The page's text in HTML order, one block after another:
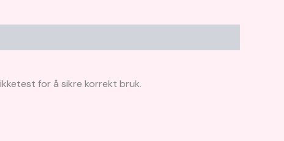
for å sikre korrekt bruk.